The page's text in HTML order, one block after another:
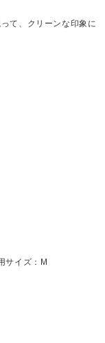
て、クリーンな印象に
サイズ：M